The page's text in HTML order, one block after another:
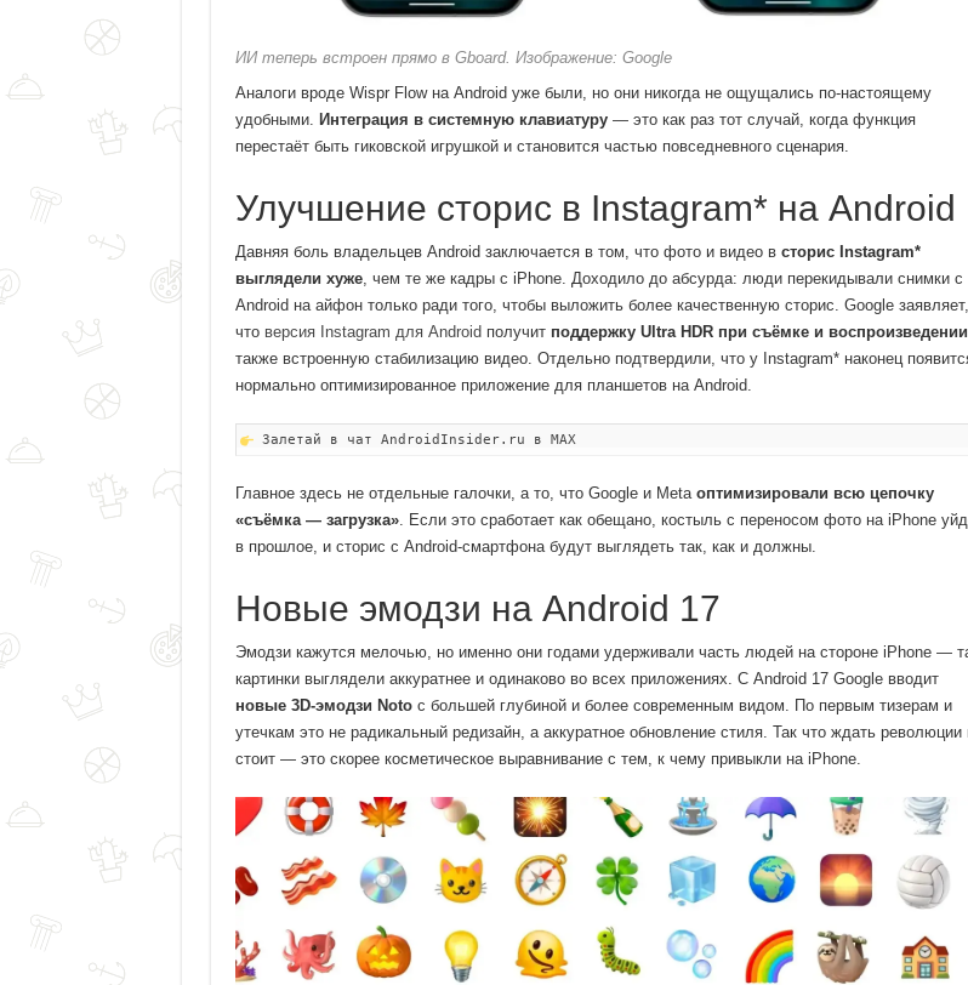
ИИ теперь встроен прямо в Gboard. Изображение: Google
Аналоги вроде Wispr Flow на Android уже были, но они никогда не ощущались по-настоящему
удобными. Интеграция в системную клавиатуру— это как раз тот случай, когда функция
перестаёт быть гиковской игрушкой и становится частью повседневного сценария.
Улучшение сторис в Instagram* на Android
Давняя боль владельцев Android заключается в том, что фото и видео в сторис Instagram*
выглядели хуже, чем те же кадры с iPhone. Доходило до абсурда: люди перекидывали снимки с
Android на айфон только ради того, чтобы выложить более качественную сторис. Google заявляет,
что версия Instagram для Android получит поддержку Ultra HDR при съёмке и воспроизведении
также встроенную стабилизацию видео. Отдельно подтвердили, что у Instagram* наконец
нормально оптимизированное приложение для планшетов на Android.
Залетай в чат AndroidInsider.ru в MAX
Главное здесь не отдельные галочки, а то, что Google и Meta оптимизировали всю цепочку
«съёмка — загрузка». Если это сработает как обещано, костыль с переносом фото на iPhone
в прошлое, и сторис с Android-смартфона будут выглядеть так, как и должны.
Новые эмодзи на Android 17
Эмодзи кажутся мелочью, но именно они годами удерживали часть людей на стороне iPhone —
картинки выглядели аккуратнее и одинаково во всех приложениях. С Android 17 Google вводит
новые 3D-эмодзи Notoс большей глубиной и более современным видом. По первым тизерам и
утечкам это не радикальный редизайн, а аккуратное обновление стиля. Так что ждать революции
стоит — это скорее косметическое выравнивание с тем, к чему привыкли на iPhone.